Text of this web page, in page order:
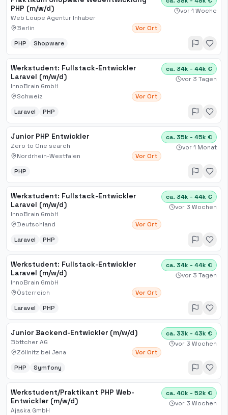
PHP (m/w/d)
Web Loupe Agentur Inhaber
Berlin
Vor Ort
vor 1 Woche
PHP Shopware
Werkstudent: Fullstack-Entwickler
Laravel (m/w/d)
InnoBrain GmbH
Schweiz
Vor Ort
ca. 34k - 44k €
vor 3 Tagen
Laravel PHP
Junior PHP Entwickler
Zero to One search
Nordrhein-Westfalen
Vor Ort
ca. 35k - 45k €
vor 1 Monat
PHP
Werkstudent: Fullstack-Entwickler
Laravel (m/w/d)
InnoBrain GmbH
Deutschland
Vor Ort
ca. 34k - 44k €
vor 3 Wochen
Laravel PHP
Werkstudent: Fullstack-Entwickler
Laravel (m/w/d)
InnoBrain GmbH
Österreich
Vor Ort
ca. 34k - 44k €
vor 3 Tagen
Laravel PHP
Junior Backend-Entwickler (m/w/d)
Böttcher AG
Zöllnitz bei Jena
Vor Ort
ca. 33k - 43k €
vor 3 Wochen
PHP Symfony
Werkstudent/Praktikant PHP Web-
Entwickler (m/w/d)
Ajaska GmbH
ca. 40k - 52k €
vor 3 Wochen